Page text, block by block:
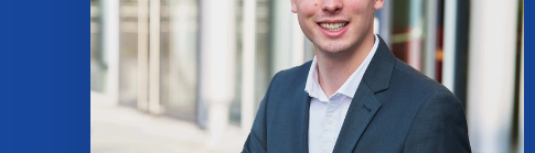
Salg af virksomhed
Køb af virksomhed